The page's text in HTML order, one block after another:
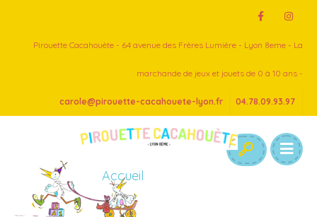
Pirouette Cacahouète - 64 avenue des Frères Lumière - Lyon 8eme - La
marchande de jeux et jouets de 0 à 10 ans -
carole@pirouette-cacahouete-lyon.fr 04.78.09.93.97
Accueil